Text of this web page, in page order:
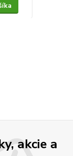
akcie a